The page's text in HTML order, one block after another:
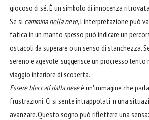
giocoso di sé. È un simbolo di innocenza
Se si cammina nella neve, l'interpretazione può
fatica in un manto spesso può indicare un
ostacoli da superare o un senso di stanchezza.
sereno e agevole, suggerisce un progresso lento
viaggio interiore di scoperta.
Essere bloccati dalla neveè un'immagine che
frustrazioni. Ci si sente intrappolati in una
avanzare. Questo sogno può riflettere una